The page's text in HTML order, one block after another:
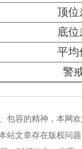
顶位
底位
平均
警
包容的精神，本网
站文章存在版权问